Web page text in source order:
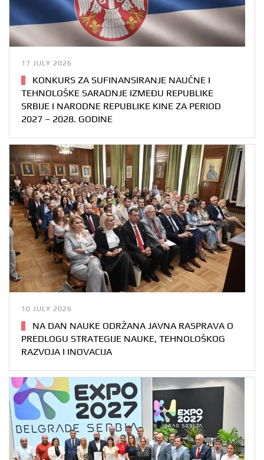
17 JULY 2026
KONKURS ZA SUFINANSIRANJE NAUČNE I
TEHNOLOŠKE SARADNJE IZMEĐU REPUBLIKE
SRBIJE I NARODNE REPUBLIKE KINE ZA PERIOD
2027 – 2028. GODINE
10 JULY 2026
NA DAN NAUKE ODRŽANA JAVNA RASPRAVA O
PREDLOGU STRATEGIJE NAUKE, TEHNOLOŠKOG
RAZVOJA I INOVACIJA